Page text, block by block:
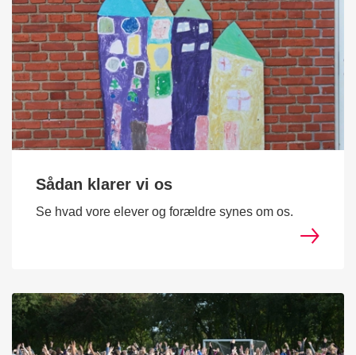
Sådan klarer vi os
Se hvad vore elever og forældre synes om os.